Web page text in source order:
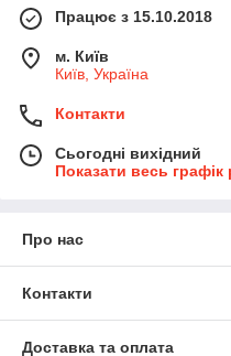
Працює з 15.10.2018
м. Київ
Київ, Україна
Контакти
Сьогодні вихідний
Показати весь графік
Про нас
Контакти
Доставка та оплата